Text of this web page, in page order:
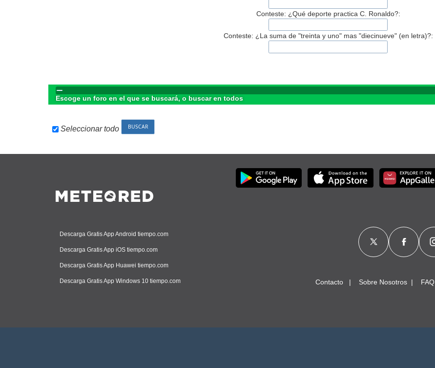
Conteste: ¿Qué deporte practica C. Ronaldo?:
Conteste: ¿La suma de "treinta y uno" mas "diecinueve" (en letra)?:
Escoge un foro en el que se buscará, o buscar en todos
Seleccionar todo
Descarga Gratis App Android tiempo.com
Descarga Gratis App iOS tiempo.com
Descarga Gratis App Huawei tiempo.com
Descarga Gratis App Windows 10 tiempo.com Contacto Sobre Nosotros FAQ